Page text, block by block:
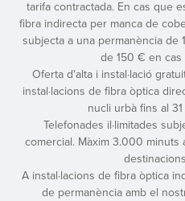
tarifa contractada. En cas que
fibra indirecta per manca de
subjecta a una permanència de
de 150 € en cas
Oferta d'alta i instal·lació
instal·lacions de fibra òptica
nucli urbà fins al
Telefonades il·limitades
comercial. Màxim 3.000 minuts
A instal·lacions de fibra òptica
de permanència amb el